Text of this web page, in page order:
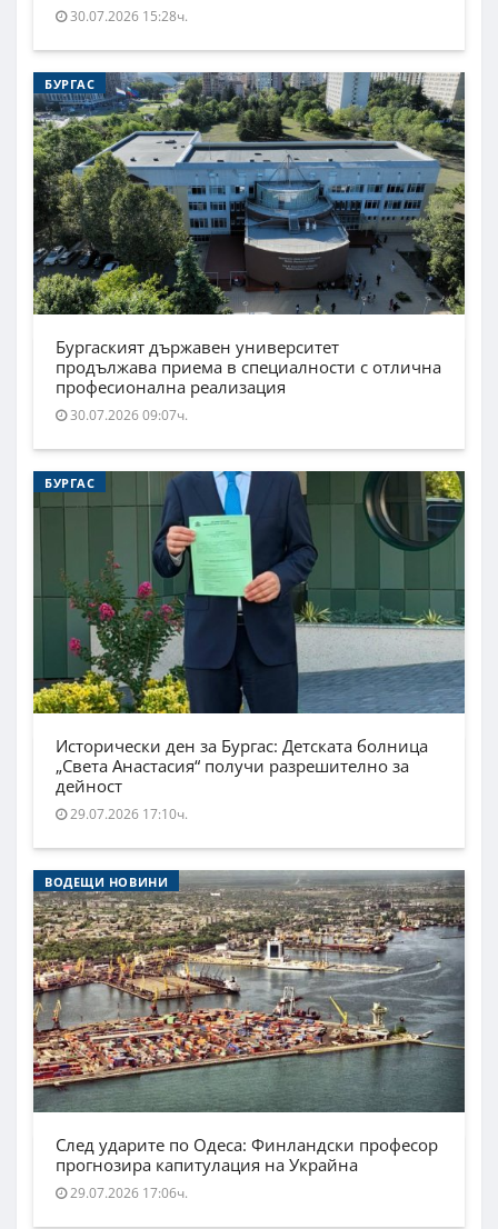
30.07.2026 15:28ч.
БУРГАС
Бургаският държавен университет
продължава приема в специалности с отлична
професионална реализация
30.07.2026 09:07ч.
БУРГАС
Исторически ден за Бургас: Детската болница
„Света Анастасия“ получи разрешително за
дейност
29.07.2026 17:10ч.
ВОДЕЩИ НОВИНИ
След ударите по Одеса: Финландски професор
прогнозира капитулация на Украйна
29.07.2026 17:06ч.